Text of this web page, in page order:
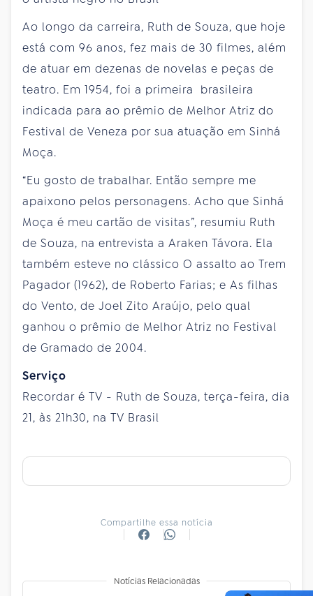
Ao longo da carreira, Ruth de Souza, que hoje
está com 96 anos, fez mais de 30 filmes, além
de atuar em dezenas de novelas e peças de
teatro. Em 1954, foi a primeira brasileira
indicada para ao prêmio de Melhor Atriz do
Festival de Veneza por sua atuação em Sinhá
Moça.
“Eu gosto de trabalhar. Então sempre me
apaixono pelos personagens. Acho que Sinhá
Moça é meu cartão de visitas”, resumiu Ruth
de Souza, na entrevista a Araken Távora. Ela
também esteve no clássico O assalto ao Trem
Pagador (1962), de Roberto Farias; e As filhas
do Vento, de Joel Zito Araújo, pelo qual
ganhou o prêmio de Melhor Atriz no Festival
de Gramado de 2004.
Serviço
Recordar é TV - Ruth de Souza, terça-feira, dia
21, às 21h30, na TV Brasil
Compartilhe essa notícia
Notícias Relacionadas